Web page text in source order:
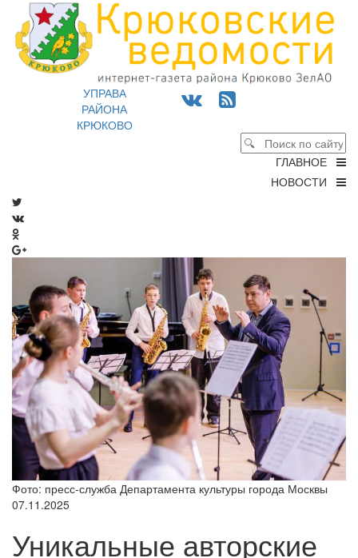
УПРАВА
РАЙОНА
КРЮКОВО
ГЛАВНОЕ
НОВОСТИ
Фото: пресс-служба Департамента культуры города Москвы
07.11.2025
Уникальные авторские